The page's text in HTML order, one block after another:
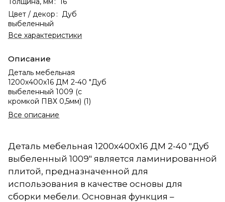
Цвет / декор :
Дуб
выбеленный
Все характеристики
Описание
Деталь мебельная
1200х400х16 ДМ 2-40 "Дуб
выбеленный 1009 (с
кромкой ПВХ 0,5мм) (1)
Все описание
Деталь мебельная 1200х400х16 ДМ 2-40 "Дуб
выбеленный 1009" является ламинированной
плитой, предназначенной для
использования в качестве основы для
сборки мебели. Основная функция –